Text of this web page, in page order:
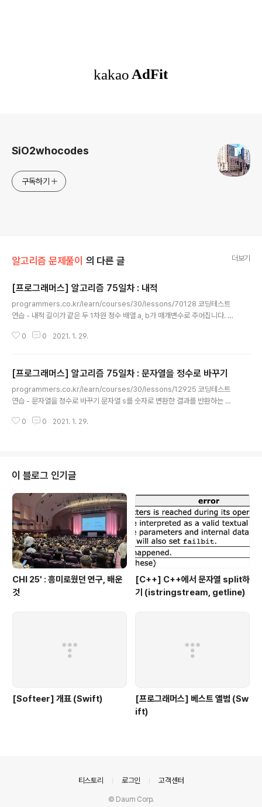
SiO2whocodes
구독하기
알고리즘 문제풀이 의 다른 글 더보기
[프로그래머스] 알고리즘 75일차 : 내적
programmers.co.kr/learn/courses/30/lessons/70128 코딩테스트
연습 - 내적 길이가 같은 두 1차원 정수 배열 a, b가 매개변수로 주어집니다. a
내적은 a[0]*b[0] + a[1]*b[1] + ... + a[n-1]*b[n-1] 입니다. (n은 a, b의
성해주세요. 이때, a와 b의 내적은 a[0]*b[0] + a[1]*b[1] + ... + a[n-1]*b
[n-1] 입니다. (n은 a, b의 ..
0 0 2021. 1. 29.
[프로그래머스] 알고리즘 75일차 : 문자열을 정수로 바꾸기
programmers.co.kr/learn/courses/30/lessons/12925 코딩테스트
연습 - 문자열을 정수로 바꾸기 문자열 s를 숫자로 변환한 결과를 반환하는 함
앞에는 부호(+, -)가 올 수 있습니다. s는 부호와 숫자로만 이루어져있습니 pro
간단한 문제인데 한가지 추가된 점은 앞의 부호를 처리해줘야 한다는 점이다.
+가 나오면 그냥 넘어가면 되고 ..
0 0 2021. 1. 29.
이 블로그 인기글
CHI 25' : 흥미로웠던 연구, 배운
것
[C++] C++에서 문자열 split하
기 (istringstream, getline)
[Softeer] 개표 (Swift)
[프로그래머스] 베스트 앨범 (Sw
ift)
티스토리 로그인 고객센터
© Daum Corp.